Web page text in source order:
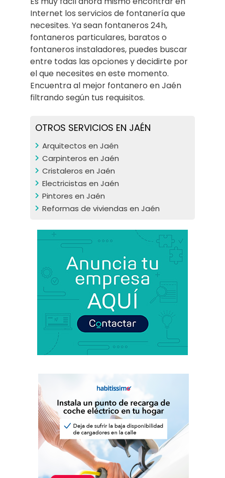
Internet los servicios de fontanería que
necesites. Ya sean fontaneros 24h,
fontaneros particulares, baratos o
fontaneros instaladores, puedes buscar
entre todas las opciones y decidirte por
el que necesites en este momento.
Encuentra al mejor fontanero en Jaén
filtrando según tus requisitos.
OTROS SERVICIOS EN JAÉN
Arquitectos en Jaén
Carpinteros en Jaén
Cristaleros en Jaén
Electricistas en Jaén
Pintores en Jaén
Reformas de viviendas en Jaén